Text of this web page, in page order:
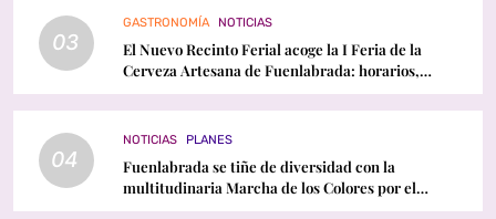
03
GASTRONOMÍA NOTICIAS
El Nuevo Recinto Ferial acoge la I Feria de la
Cerveza Artesana de Fuenlabrada: horarios,
conciertos y programación
04
NOTICIAS PLANES
Fuenlabrada se tiñe de diversidad con la
multitudinaria Marcha de los Colores por el
Orgullo LGTBI